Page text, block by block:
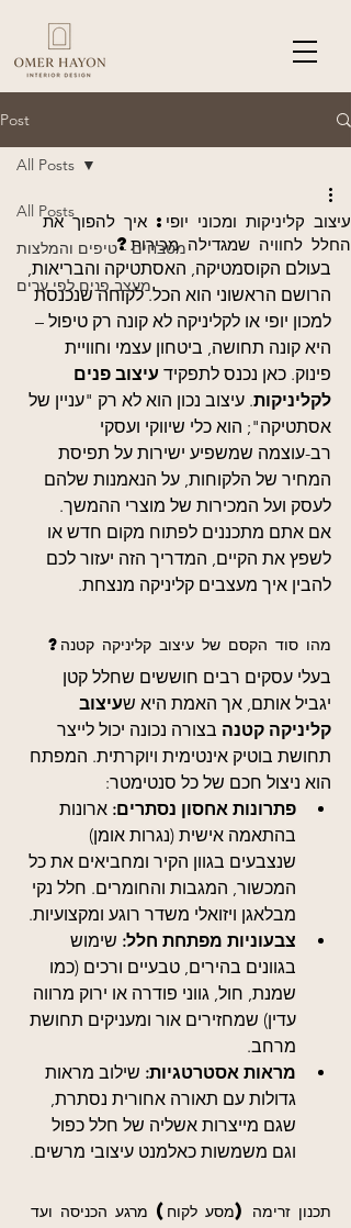
Post
All Posts
מטבחים - טיפים והמלצות
מעצב פנים לפי ערים
All Posts
עיצוב קליניקות ומכוני יופי: איך להפוך את
החלל לחוויה שמגדילה מכירות?
בעולם הקוסמטיקה, האסתטיקה והבריאות,
הרושם הראשוני הוא הכל. לקוחה שנכנסת
למכון יופי או לקליניקה לא קונה רק טיפול –
היא קונה תחושה, ביטחון עצמי וחוויית
פינוק. כאן נכנס לתפקיד עיצוב פנים
לקליניקות. עיצוב נכון הוא לא רק "עניין של
אסתטיקה"; הוא כלי שיווקי ועסקי
רב-עוצמה שמשפיע ישירות על תפיסת
המחיר של הלקוחות, על הנאמנות שלהם
לעסק ועל המכירות של מוצרי ההמשך.
אם אתם מתכננים לפתוח מקום חדש או
לשפץ את הקיים, המדריך הזה יעזור לכם
להבין איך מעצבים קליניקה מנצחת.
מהו סוד הקסם של עיצוב קליניקה קטנה?
בעלי עסקים רבים חוששים שחלל קטן
יגביל אותם, אך האמת היא שעיצוב
קליניקה קטנה בצורה נכונה יכול לייצר
תחושת בוטיק אינטימית ויוקרתית. המפתח
הוא ניצול חכם של כל סנטימטר:
פתרונות אחסון נסתרים: ארונות
בהתאמה אישית (נגרות אומן)
שנצבעים בגוון הקיר ומחביאים את כל
המכשור, המגבות והחומרים. חלל נקי
מבלאגן ויזואלי משדר רוגע ומקצועיות.
צבעוניות מפתחת חלל: שימוש
בגוונים בהירים, טבעיים ורכים (כמו
שמנת, חול, גווני פודרה או ירוק מרווה
עדין) שמחזירים אור ומעניקים תחושת
מרחב.
מראות אסטרטגיות: שילוב מראות
גדולות עם תאורה אחורית נסתרת,
שגם מייצרות אשליה של חלל כפול
וגם משמשות כאלמנט עיצובי מרשים.
תכנון זרימה (מסע לקוח) מרגע הכניסה ועד